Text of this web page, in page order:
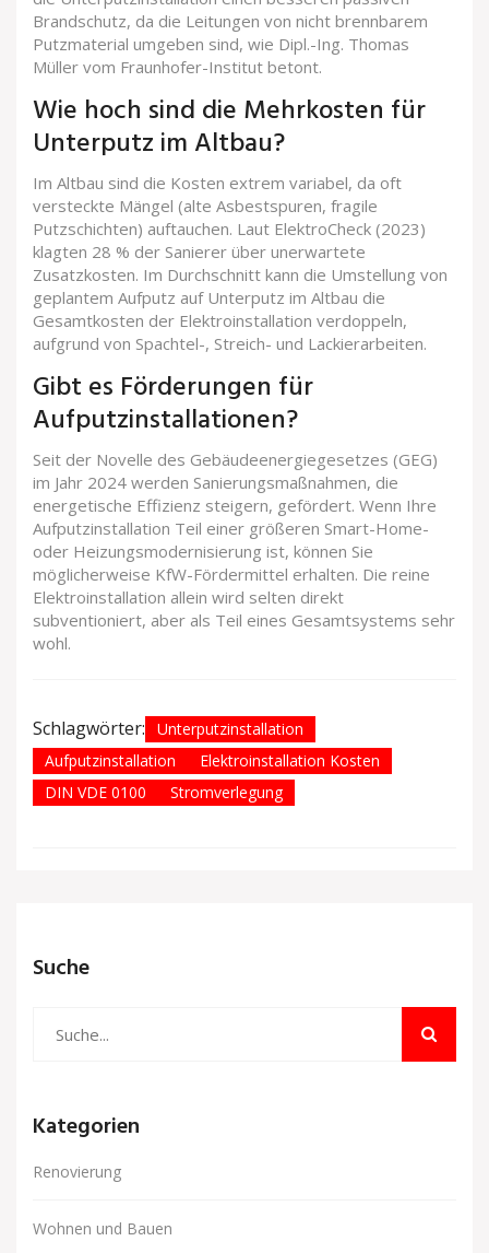
Brandschutz, da die Leitungen von nicht brennbarem
Putzmaterial umgeben sind, wie Dipl.-Ing. Thomas
Müller vom Fraunhofer-Institut betont.
Wie hoch sind die Mehrkosten für
Unterputz im Altbau?
Im Altbau sind die Kosten extrem variabel, da oft
versteckte Mängel (alte Asbestspuren, fragile
Putzschichten) auftauchen. Laut ElektroCheck (2023)
klagten 28 % der Sanierer über unerwartete
Zusatzkosten. Im Durchschnitt kann die Umstellung von
geplantem Aufputz auf Unterputz im Altbau die
Gesamtkosten der Elektroinstallation verdoppeln,
aufgrund von Spachtel-, Streich- und Lackierarbeiten.
Gibt es Förderungen für
Aufputzinstallationen?
Seit der Novelle des Gebäudeenergiegesetzes (GEG)
im Jahr 2024 werden Sanierungsmaßnahmen, die
energetische Effizienz steigern, gefördert. Wenn Ihre
Aufputzinstallation Teil einer größeren Smart-Home-
oder Heizungsmodernisierung ist, können Sie
möglicherweise KfW-Fördermittel erhalten. Die reine
Elektroinstallation allein wird selten direkt
subventioniert, aber als Teil eines Gesamtsystems sehr
wohl.
Schlagwörter:
Unterputzinstallation
Aufputzinstallation
Elektroinstallation Kosten
DIN VDE 0100
Stromverlegung
Suche
Kategorien
Renovierung
Wohnen und Bauen